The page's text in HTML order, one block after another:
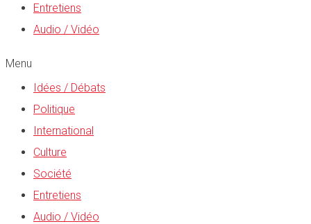
Entretiens
Audio / Vidéo
Menu
Idées / Débats
Politique
International
Culture
Société
Entretiens
Audio / Vidéo